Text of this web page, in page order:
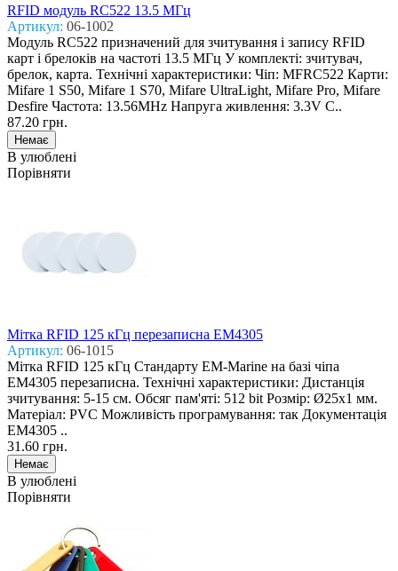
RFID модуль RC522 13.5 MГц
Артикул: 06-1002
Модуль RC522 призначений для зчитування і запису RFID
карт і брелоків на частоті 13.5 МГц У комплекті: зчитувач,
брелок, карта. Технічні характеристики: Чіп: MFRC522 Карти:
Mifare 1 S50, Mifare 1 S70, Mifare UltraLight, Mifare Pro, Mifare
Desfire Частота: 13.56MHz Напруга живлення: 3.3V С..
87.20 грн.
В улюблені
Порівняти
Мітка RFID 125 кГц перезаписна EM4305
Артикул: 06-1015
Мітка RFID 125 кГц Стандарту EM-Marine на базі чіпа
EM4305 перезаписна. Технічні характеристики: Дистанція
зчитування: 5-15 см. Обсяг пам'яті: 512 bit Розмір: Ø25х1 мм.
Матеріал: PVC Можливість програмування: так Документація
EM4305 ..
31.60 грн.
В улюблені
Порівняти